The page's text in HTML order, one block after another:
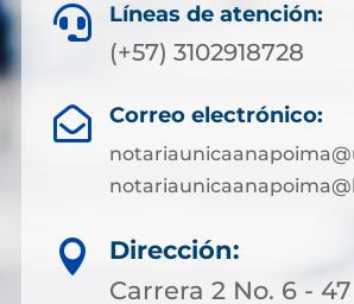
 Líneas de atención:
(+57) 3102918728
 Correo electrónico:

Dirección:
Carrera 2 No. 6 - 47